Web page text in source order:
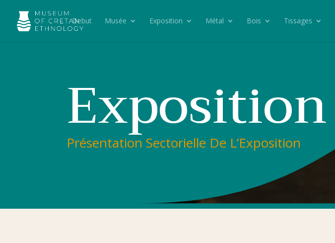
Debut Musée Exposition Métal Bois Tissages
Exposition
Présentation Sectorielle De L’Exposition